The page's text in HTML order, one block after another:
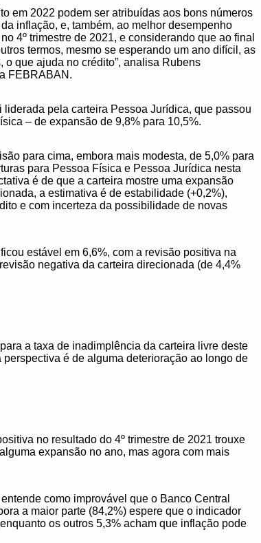
em 2022 podem ser atribuídas aos bons números
inflação, e, também, ao melhor desempenho
4º trimestre de 2021, e considerando que ao final
termos, mesmo se esperando um ano difícil, as
que ajuda no crédito”, analisa Rubens
FEBRABAN.
pela carteira Pessoa Jurídica, que passou
– de expansão de 9,8% para 10,5%.
para cima, embora mais modesta, de 5,0% para
para Pessoa Física e Pessoa Jurídica nesta
é de que a carteira mostre uma expansão
a estimativa é de estabilidade (+0,2%),
e com incerteza da possibilidade de novas
estável em 6,6%, com a revisão positiva na
negativa da carteira direcionada (de 4,4%
a taxa de inadimplência da carteira livre deste
é de alguma deterioração ao longo de
no resultado do 4º trimestre de 2021 trouxe
expansão no ano, mas agora com mais
como improvável que o Banco Central
a maior parte (84,2%) espere que o indicador
os outros 5,3% acham que inflação pode